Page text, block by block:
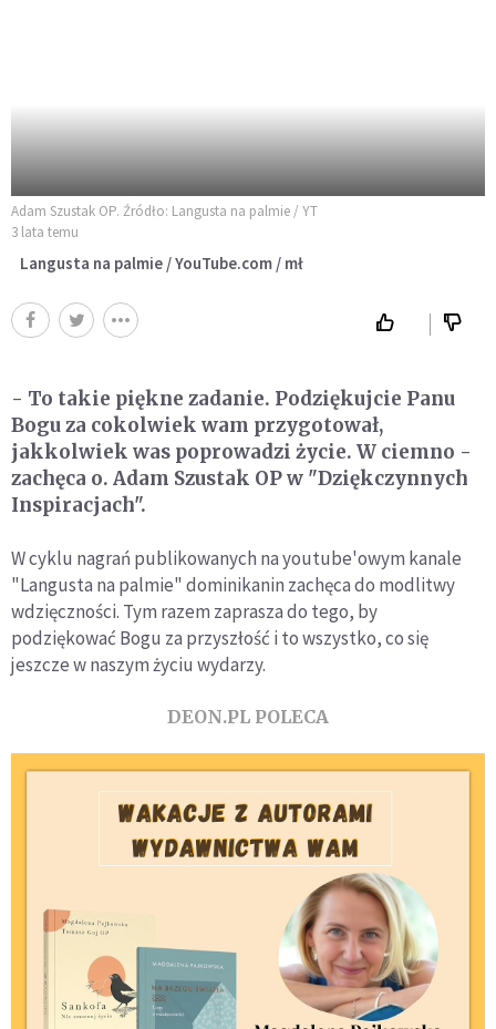
Adam Szustak OP. Źródło: Langusta na palmie / YT
3 lata temu
Langusta na palmie / YouTube.com / mł
- To takie piękne zadanie. Podziękujcie Panu
Bogu za cokolwiek wam przygotował,
jakkolwiek was poprowadzi życie. W ciemno -
zachęca o. Adam Szustak OP w "Dziękczynnych
Inspiracjach".
W cyklu nagrań publikowanych na youtube'owym kanale
"Langusta na palmie" dominikanin zachęca do modlitwy
wdzięczności. Tym razem zaprasza do tego, by
podziękować Bogu za przyszłość i to wszystko, co się
jeszcze w naszym życiu wydarzy.
DEON.PL POLECA